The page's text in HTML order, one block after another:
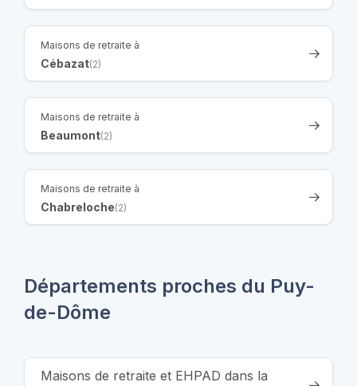
Maisons de retraite à
Cébazat(2)
Maisons de retraite à
Beaumont(2)
Maisons de retraite à
Chabreloche(2)
Départements proches du Puy-
de-Dôme
Maisons de retraite et EHPAD dans la